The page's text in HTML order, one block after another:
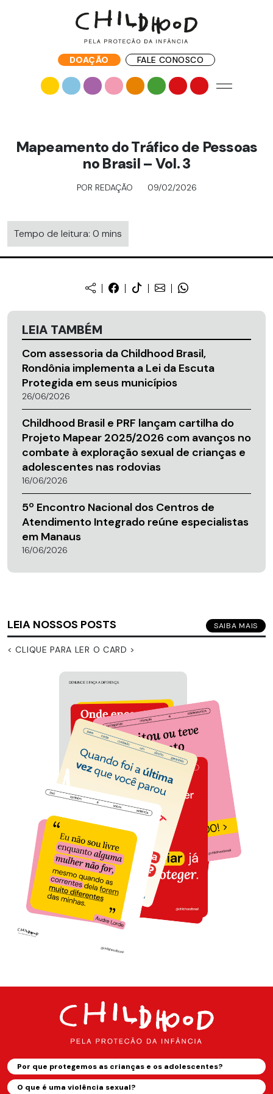
DOAÇÃO FALE CONOSCO
Mapeamento do Tráfico de Pessoas
no Brasil – Vol. 3
POR REDAÇÃO 09/02/2026
Tempo de leitura: 0 mins
LEIA TAMBÉM
Com assessoria da Childhood Brasil,
Rondônia implementa a Lei da Escuta
Protegida em seus municípios
26/06/2026
Childhood Brasil e PRF lançam cartilha do
Projeto Mapear 2025/2026 com avanços no
combate à exploração sexual de crianças e
adolescentes nas rodovias
16/06/2026
5º Encontro Nacional dos Centros de
Atendimento Integrado reúne especialistas
em Manaus
16/06/2026
LEIA NOSSOS POSTS SAIBA MAIS
< CLIQUE PARA LER O CARD >
Por que protegemos as crianças e os adolescentes?
O que é uma violência sexual?